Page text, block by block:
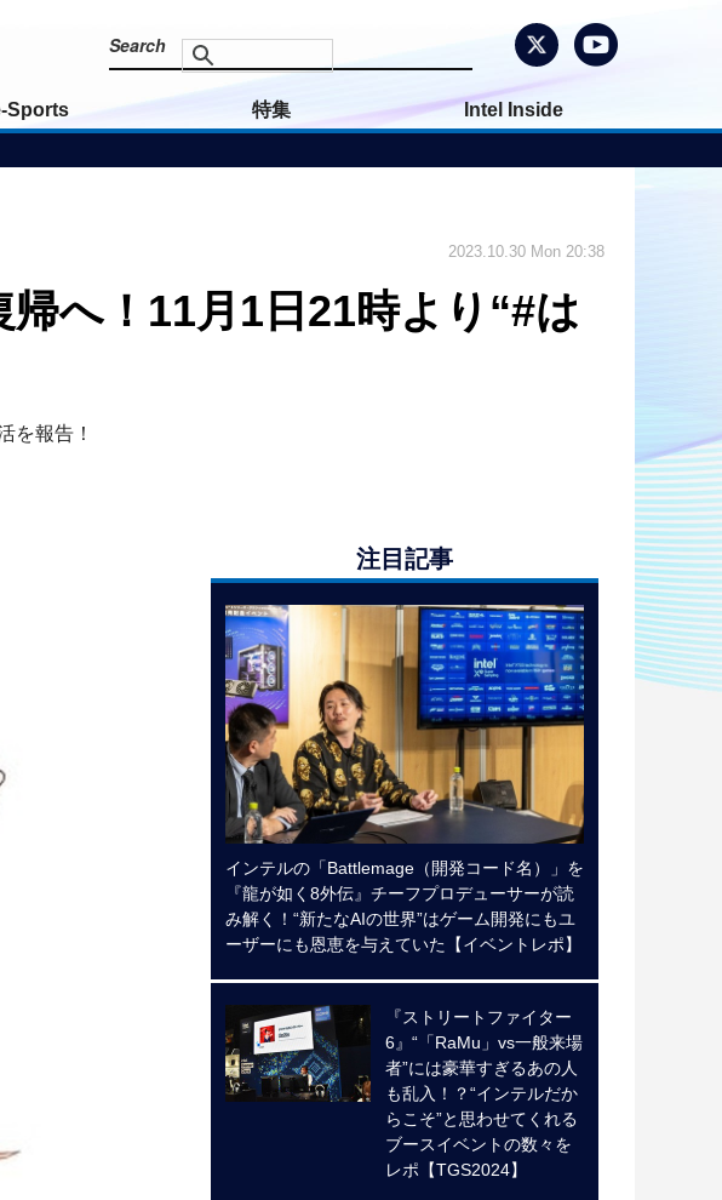
Sports 特集 Intel Inside
へ！11月1日21時より“#は
を報告！
2023.10.30 Mon 20:38
注目記事
インテルの「Battlemage（開発コード名）」を
『龍が如く8外伝』チーフプロデューサーが読
み解く！“新たなAIの世界”はゲーム開発にもユ
ーザーにも恩恵を与えていた【イベントレポ】
『ストリートファイター
6』“「RaMu」vs一般来場
者”には豪華すぎるあの人
も乱入！？“インテルだか
らこそ”と思わせてくれる
ブースイベントの数々を
レポ【TGS2024】